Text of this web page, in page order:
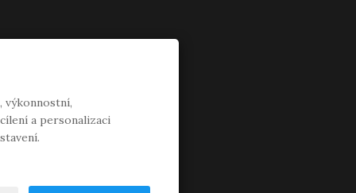
výkonnostní,
a personalizaci